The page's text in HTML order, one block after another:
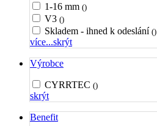
1-16 mm ()
V3 ()
Skladem - ihned k odeslání ()
více...skrýt
Výrobce
CYRRTEC ()
skrýt
Benefit